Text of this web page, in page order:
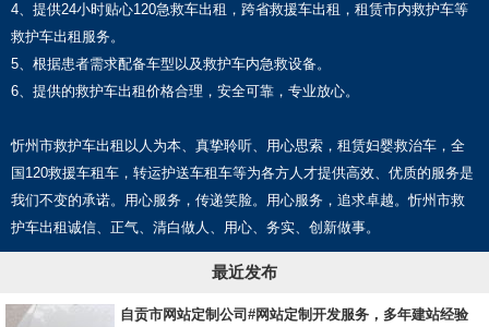
4、提供24小时贴心120急救车出租，跨省救援车出租，租赁市内救护车等
救护车出租服务。
5、根据患者需求配备车型以及救护车内急救设备。
6、提供的救护车出租价格合理，安全可靠，专业放心。
忻州市救护车出租以人为本、真挚聆听、用心思索，租赁妇婴救治车，全
国120救援车租车，转运护送车租车等为各方人才提供高效、优质的服务是
我们不变的承诺。用心服务，传递笑脸。用心服务，追求卓越。忻州市救
护车出租诚信、正气、清白做人、用心、务实、创新做事。
最近发布
自贡市网站定制公司#网站定制开发服务，多年建站经验